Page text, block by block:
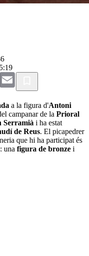
Facebook
Email
a la figura d'Antoni
campanar de la Prioral
Serramià i ha estat
de Reus. El picapedrer
que hi ha participat és
: una figura de bronze i